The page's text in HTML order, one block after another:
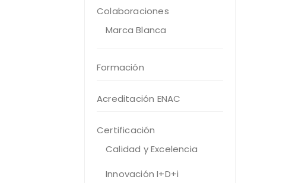
Colaboraciones
Marca Blanca
Formación
Acreditación ENAC
Certificación
Calidad y Excelencia
Innovación I+D+i